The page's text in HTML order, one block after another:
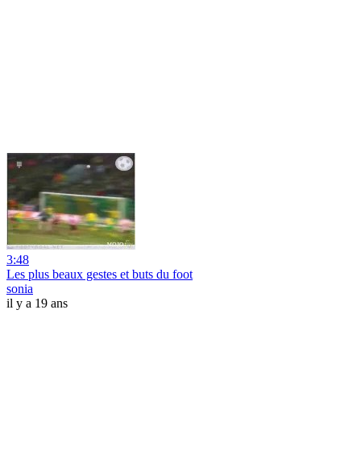
3:48
Les plus beaux gestes et buts du foot
sonia
il y a 19 ans